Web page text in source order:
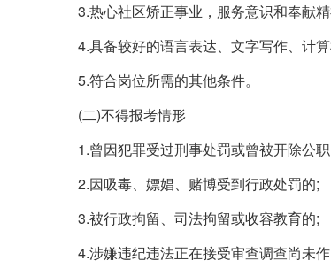
3.热心社区矫正事业，服务意识和奉献
4.具备较好的语言表达、文字写作、计
5.符合岗位所需的其他条件。
(二)不得报考情形
1.曾因犯罪受过刑事处罚或曾被开除公
2.因吸毒、嫖娼、赌博受到行政处罚的;
3.被行政拘留、司法拘留或收容教育的;
4.涉嫌违纪违法正在接受审查调查尚未